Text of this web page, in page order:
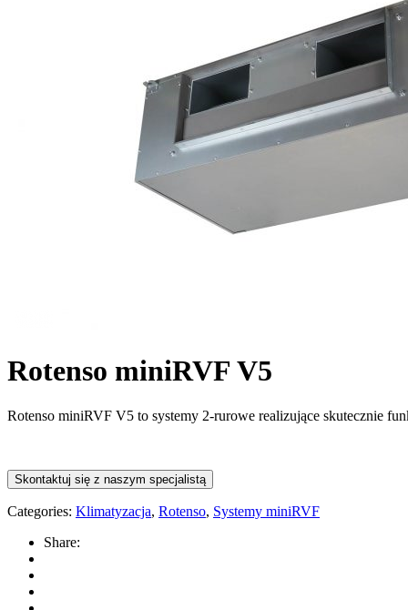
Rotenso miniRVF V5
Rotenso miniRVF V5 to systemy 2-rurowe realizujące skutecznie
Skontaktuj się z naszym specjalistą
Categories: Klimatyzacja, Rotenso, Systemy miniRVF
Share: